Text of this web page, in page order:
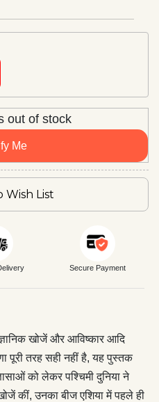
out of stock
Me
Wish List
Secure Payment
खोजें और आविष्कार आदि
पूरी तरह सही नहीं है, यह पुस्तक
को लेकर पश्चिमी दुनिया ने
कीं, उनका बीज एशिया में पहले ही